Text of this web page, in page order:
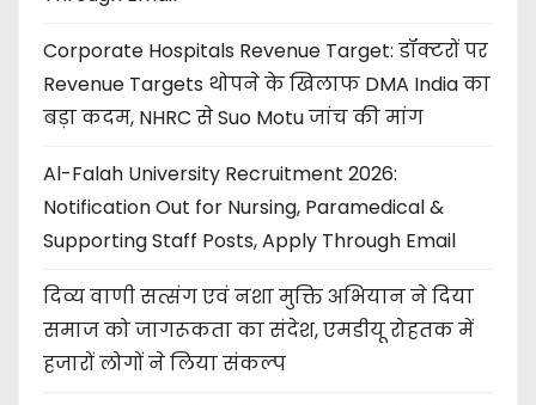
Corporate Hospitals Revenue Target: डॉक्टरों पर
Revenue Targets थोपने के खिलाफ DMA India का
बड़ा कदम, NHRC से Suo Motu जांच की मांग
Al-Falah University Recruitment 2026:
Notification Out for Nursing, Paramedical &
Supporting Staff Posts, Apply Through Email
दिव्य वाणी सत्संग एवं नशा मुक्ति अभियान ने दिया
समाज को जागरूकता का संदेश, एमडीयू रोहतक में
हजारों लोगों ने लिया संकल्प